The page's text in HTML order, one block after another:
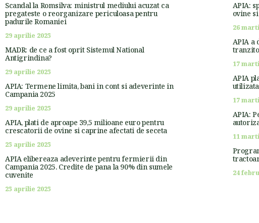
Scandal la Romsilva: ministrul mediului acuzat ca
pregateste o reorganizare periculoasa pentru
padurile Romaniei
29 aprilie 2025
MADR: de ce a fost oprit Sistemul National
Antigrindina?
29 aprilie 2025
APIA: Termene limita, bani in cont si adeverinte in
Campania 2025
29 aprilie 2025
APIA, plati de aproape 39,5 milioane euro pentru
crescatorii de ovine si caprine afectati de seceta
25 aprilie 2025
APIA elibereaza adeverinte pentru fermierii din
Campania 2025. Credite de pana la 90% din sumele
cuvenite
25 aprilie 2025
APIA:
ovine
26
APIA a
17
APIA
17
APIA:
11
24